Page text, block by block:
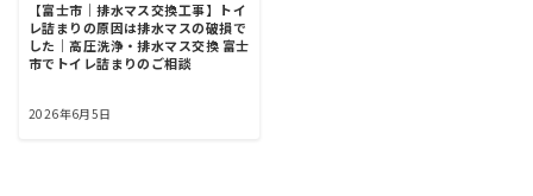
【富士市｜排水マス交換工事】トイ
レ詰まりの原因は排水マスの破損で
した｜高圧洗浄・排水マス交換 富士
市でトイレ詰まりのご相談
2026年6月5日